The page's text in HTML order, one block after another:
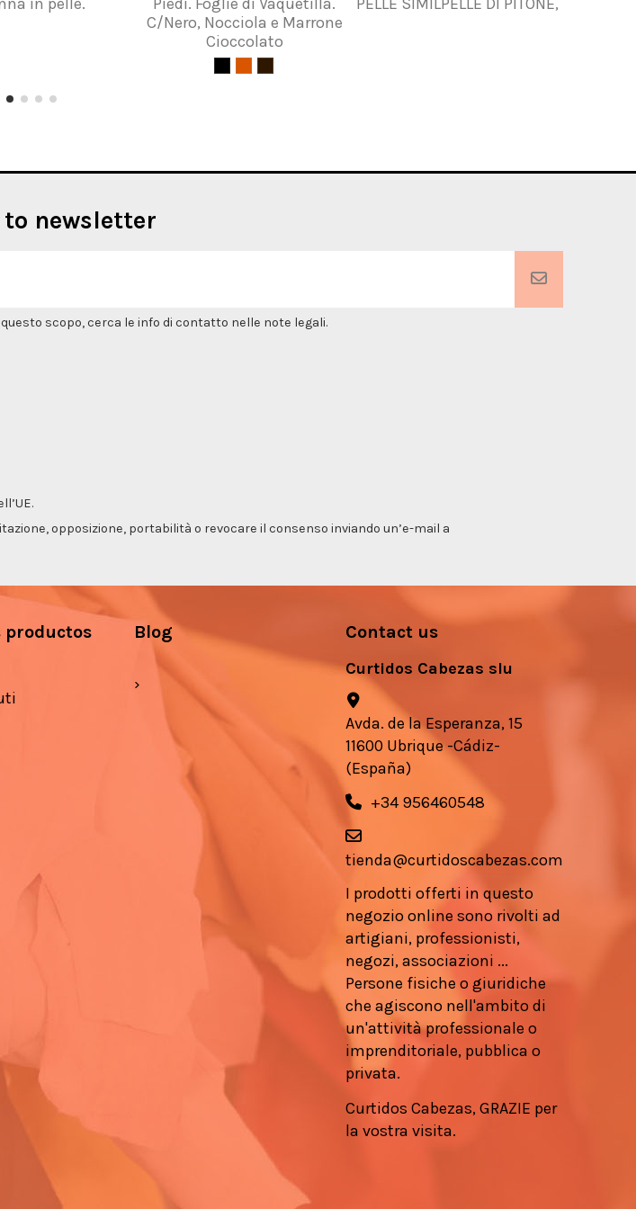
C/Nero, Nocciola e Marrone
Cioccolato
newsletter
scopo, cerca le info di contatto nelle note legali.
opposizione, portabilità o revocare il consenso inviando un’e-mail a
productos Blog Contact us
Curtidos Cabezas slu
Avda. de la Esperanza, 15
11600 Ubrique -Cádiz-
(España)
+34 956460548
tienda@curtidoscabezas.com
I prodotti offerti in questo
negozio online sono rivolti ad
artigiani, professionisti,
negozi, associazioni ...
Persone fisiche o giuridiche
che agiscono nell'ambito di
un'attività professionale o
imprenditoriale, pubblica o
privata.
Curtidos Cabezas, GRAZIE per
la vostra visita.